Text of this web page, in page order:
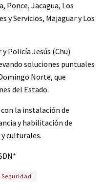
Ponce, Jacagua, Los
y Servicios, Majaguar y Los
Policía Jesús (Chu)
soluciones puntuales
Norte, que
del Estado.
la instalación de
y habilitación de
culturales.
Seguridad